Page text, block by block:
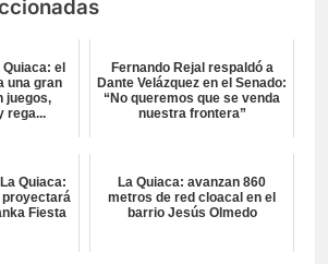
el
una gran
juegos,
rega...
Fernando Rejal respaldó a
Dante Velázquez en el Senado:
“No queremos que se venda
nuestra frontera”
Quiaca:
proyectará
Fiesta
La Quiaca: avanzan 860
metros de red cloacal en el
barrio Jesús Olmedo